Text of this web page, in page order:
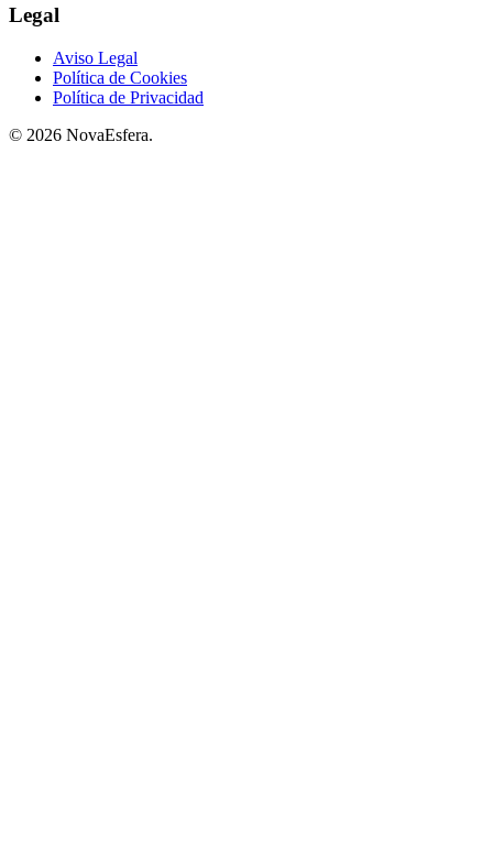
Legal
Aviso Legal
Política de Cookies
Política de Privacidad
© 2026 NovaEsfera.